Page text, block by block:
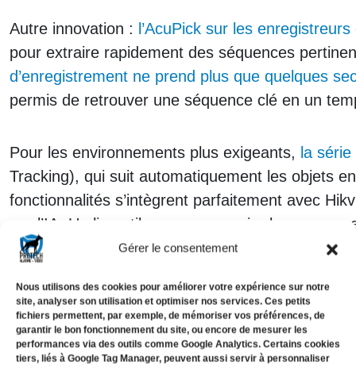
Gérer le consentement
Nous utilisons des cookies pour améliorer votre expérience sur notre
site, analyser son utilisation et optimiser nos services. Ces petits
fichiers permettent, par exemple, de mémoriser vos préférences, de
garantir le bon fonctionnement du site, ou encore de mesurer les
performances via des outils comme Google Analytics. Certains cookies
tiers, liés à Google Tag Manager, peuvent aussi servir à personnaliser
Autre innovation : l’AcuPick sur les
pour extraire rapidement des séquences
d’enregistrement ne prend plus que quelques
permis de retrouver une séquence clé en un
Pour les environnements plus exigeants, la
Tracking), qui suit automatiquement les objets
fonctionnalités s’intègrent parfaitement avec
par l’IA. Un lien utile pour en savoir plus sur
jour.
L’analyse comportementale va plus loin, en
objets abandonnés.Chez Protech, nous avons
personne tombée au sol, permettant une